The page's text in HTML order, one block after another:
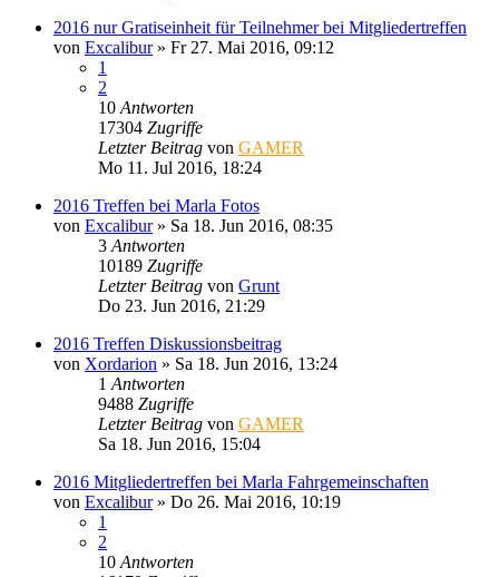
2016 nur Gratiseinheit für Teilnehmer bei Mitgliedertreffen
von Excalibur» Fr 27. Mai 2016, 09:12
1
2
10 Antworten
17304 Zugriffe
Letzter Beitrag von GAMER
Mo 11. Jul 2016, 18:24
2016 Treffen bei Marla Fotos
von Excalibur» Sa 18. Jun 2016, 08:35
3 Antworten
10189 Zugriffe
Letzter Beitrag von Grunt
Do 23. Jun 2016, 21:29
2016 Treffen Diskussionsbeitrag
von Xordarion » Sa 18. Jun 2016, 13:24
1 Antworten
9488 Zugriffe
Letzter Beitrag von GAMER
Sa 18. Jun 2016, 15:04
2016 Mitgliedertreffen bei Marla Fahrgemeinschaften
von Excalibur» Do 26. Mai 2016, 10:19
1
2
10 Antworten